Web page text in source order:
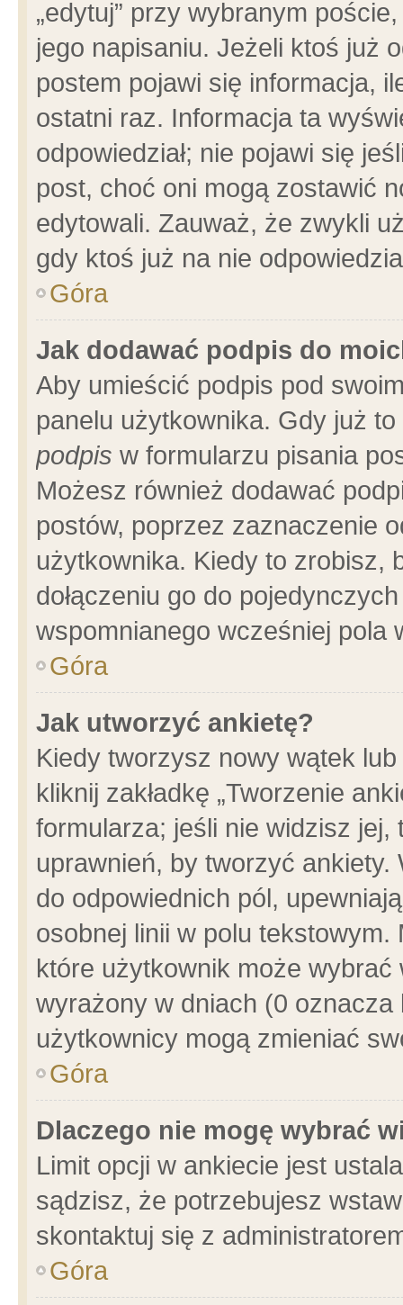
„edytuj” przy wybranym
jego napisaniu. Jeżeli ktoś już
postem pojawi się informacja,
ostatni raz. Informacja ta
odpowiedział; nie pojawi się
post, choć oni mogą zostawić
edytowali. Zauważ, że zwykli
gdy ktoś już na nie
Góra
Jak dodawać podpis do
Aby umieścić podpis pod
panelu użytkownika. Gdy już
podpis w formularzu pisania
Możesz również dodawać
postów, poprzez zaznaczenie
użytkownika. Kiedy to zrobisz,
dołączeniu go do
wspomnianego wcześniej pola
Góra
Jak utworzyć ankietę?
Kiedy tworzysz nowy wątek
kliknij zakładkę „Tworzenie
formularza; jeśli nie widzisz
uprawnień, by tworzyć ankiety.
do odpowiednich pól,
osobnej linii w polu
które użytkownik może
wyrażony w dniach (0
użytkownicy mogą zmieniać
Góra
Dlaczego nie mogę wybrać
Limit opcji w ankiecie jest
sądzisz, że potrzebujesz
skontaktuj się z
Góra